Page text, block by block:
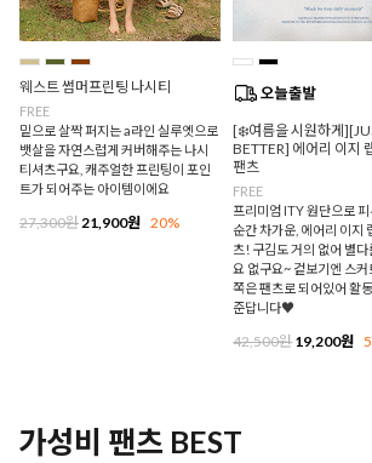
웨스트 썸머프린팅 나시티
FREE
밑으로 살짝 퍼지는 a라인 실루엣으로
뱃살을 자연스럽게 커버해주는 나시
티셔츠구요, 캐주얼한 프린팅이 포인
트가 되어주는 아이템이에요
27,300원 21,900원 20%
[❄️여름을 시원하게
BETTER] 에어리 이지
팬츠
FREE
프리미엄 ITY 원단으로
순간 차가운, 에어리 이지
츠! 구김도 거의 없어 별다
요 없구요~ 겉보기엔 스
쪽은 팬츠로 되어있어 활
준답니다♥
42,500원19,200원
가성비 팬츠 BEST